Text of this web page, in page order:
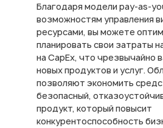
Благодаря модели pay-as-
возможностям управления
ресурсами, вы можете
планировать свои затраты
на CapEx, что чрезвычайно
новых продуктов и услуг.
позволяют экономить
безопасный,
продукт, который повысит
конкурентоспособность